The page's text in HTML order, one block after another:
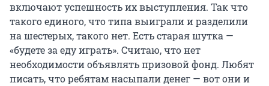
включают успешность их выступления. Так что
такого единого, что типа выиграли и разделили
на шестерых, такого нет. Есть старая шутка —
«будете за еду играть». Считаю, что нет
необходимости объявлять призовой фонд. Любят
писать, что ребятам насыпали денег — вот они и